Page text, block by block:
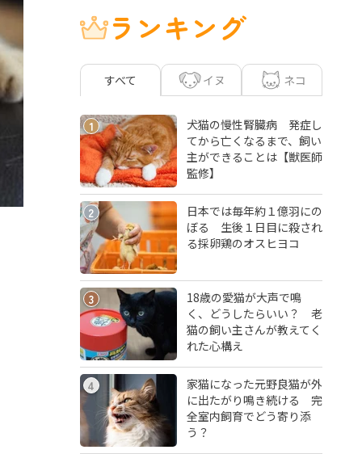
ランキング
すべて イヌ ネコ
1
犬猫の慢性腎臓病 発症し
てから亡くなるまで、飼い
主ができることは【獣医師
監修】
2
日本では毎年約１億羽にの
ぼる 生後１日目に殺され
る採卵鶏のオスヒヨコ
3
18歳の愛猫が大声で鳴
く、どうしたらいい？ 老
猫の飼い主さんが教えてく
れた心構え
4
家猫になった元野良猫が外
に出たがり鳴き続ける 完
全室内飼育でどう寄り添
う？